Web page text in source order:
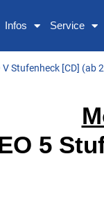
Infos Service
V Stufenheck [CD] (ab
5